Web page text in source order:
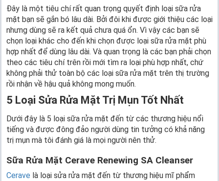
Đây là một tiêu chí rất quan trọng quyết định loại sữa rửa
mặt bạn sẽ gắn bó lâu dài. Bởi đôi khi được giới thiệu các loại
nhưng dùng sẽ ra kết quả chưa quá ổn. Vì vậy các bạn sẽ
chọn loại khác cho đến khi chọn được loại sữa rửa mặt phù
hợp nhất để dùng lâu dài. Và quan trọng là các bạn phải chọn
theo các tiêu chí trên rồi mới tìm ra loại phù hợp nhất, chứ
không phải thử toàn bộ các loại sữa rửa mặt trên thị trường
rồi nhận về hậu quả không mong muốn.
5 Loại Sửa Rửa Mặt Trị Mụn Tốt Nhất
Dưới đây là 5 loại sữa rửa mặt đến từ các thương hiệu nổi
tiếng và được đông đảo người dùng tin tưởng có khả năng
trị mụn mà tôi đánh giá là mọi người nên thử.
Sữa Rửa Mặt Cerave Renewing SA Cleanser
Cerave là loại sửa rửa mặt đến từ thương hiệu mĩ phẩm